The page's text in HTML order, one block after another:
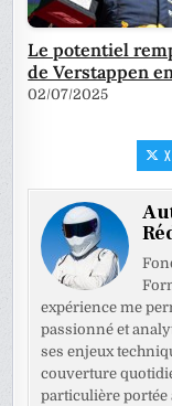
Le potentiel
de Verstappen
02/07/2025
X
expérience me
passionné et
ses enjeux
couverture
particulière portée